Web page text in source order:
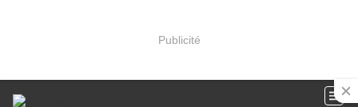
Publicité